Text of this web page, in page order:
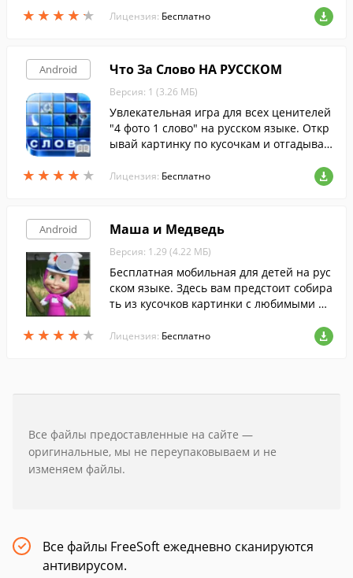
★ ★ ★ ★ ★
★ ★ ★ ★ ★ Лицензия: Бесплатно
Android
★ ★ ★ ★ ★
★ ★ ★ ★ ★
Что За Слово НА РУССКОМ
Версия: 1 (3.26 МБ)
Увлекательная игра для всех ценителей
"4 фото 1 слово" на русском языке. Откр
ывай картинку по кусочкам и отгадывай
Лицензия: Бесплатно
Android
★ ★ ★ ★ ★
★ ★ ★ ★ ★
Маша и Медведь
Версия: 1.29 (4.22 МБ)
Бесплатная мобильная для детей на рус
ском языке. Здесь вам предстоит собира
ть из кусочков картинки с любимыми пе
Лицензия: Бесплатно
Все файлы предоставленные на сайте —
оригинальные, мы не переупаковываем и не
изменяем файлы.
Все файлы FreeSoft ежедневно сканируются
антивирусом.